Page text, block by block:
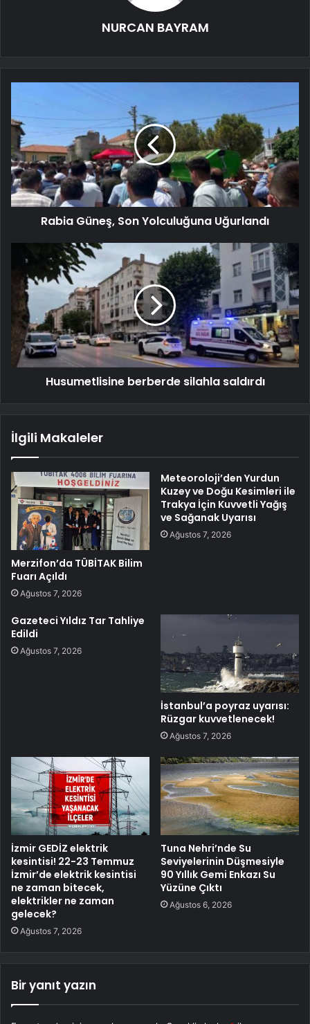
NURCAN BAYRAM
Rabia Güneş, Son Yolculuğuna Uğurlandı
Husumetlisine berberde silahla saldırdı
İlgili Makaleler
Merzifon’da TÜBİTAK Bilim
Fuarı Açıldı
Ağustos 7, 2026
Meteoroloji’den Yurdun
Kuzey ve Doğu Kesimleri ile
Trakya İçin Kuvvetli Yağış
ve Sağanak Uyarısı
Ağustos 7, 2026
Gazeteci Yıldız Tar Tahliye
Edildi
Ağustos 7, 2026
İstanbul’a poyraz uyarısı:
Rüzgar kuvvetlenecek!
Ağustos 7, 2026
İzmir GEDİZ elektrik
kesintisi! 22-23 Temmuz
İzmir’de elektrik kesintisi
ne zaman bitecek,
elektrikler ne zaman
gelecek?
Ağustos 7, 2026
Tuna Nehri’nde Su
Seviyelerinin Düşmesiyle
90 Yıllık Gemi Enkazı Su
Yüzüne Çıktı
Ağustos 6, 2026
Bir yanıt yazın